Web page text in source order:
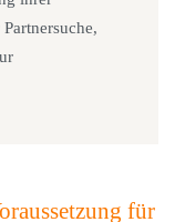
für